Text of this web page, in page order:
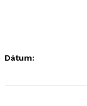
Dátum: